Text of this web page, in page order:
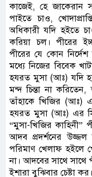
কাজেই, হে জাকেরান
পাইতে চাও,
অধিকারী যদি হইতে
করিয়া চল। পীরের
পীরের যে কোন
মধ্যে নিজের বিবেক
হযরত মুসা (আঃ) যদি
মন্দ চিন্তা না
তাঁহাকে খিজির (আঃ)
হযরত মুসা (আঃ) এর
“মুসা-খিজির কাহিনী”
আদব প্রদর্শনের উজ্জল
পরিমাণ খেলাফ হইলে
না। আদবের সাথে
ইশারা বুঝিবার চেষ্টা